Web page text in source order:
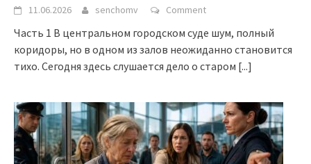
11.06.2026 senchomv Comment
Часть 1 В центральном городском суде шум, полный
коридоры, но в одном из залов неожиданно становится
тихо. Сегодня здесь слушается дело о старом [...]